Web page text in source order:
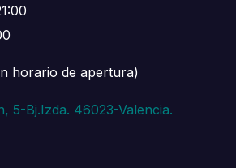
horario de apertura)
5-Bj.Izda. 46023-Valencia.